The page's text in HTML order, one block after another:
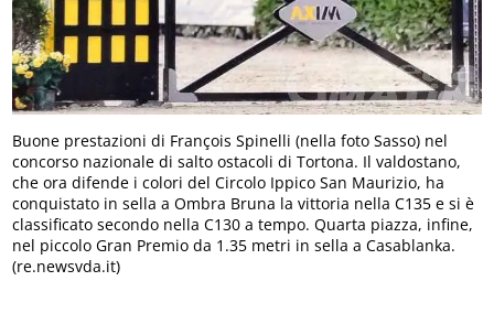
Buone prestazioni di François Spinelli (nella foto Sasso) nel
concorso nazionale di salto ostacoli di Tortona. Il valdostano,
che ora difende i colori del Circolo Ippico San Maurizio, ha
conquistato in sella a Ombra Bruna la vittoria nella C135 e si è
classificato secondo nella C130 a tempo. Quarta piazza, infine,
nel piccolo Gran Premio da 1.35 metri in sella a Casablanka.
(re.newsvda.it)